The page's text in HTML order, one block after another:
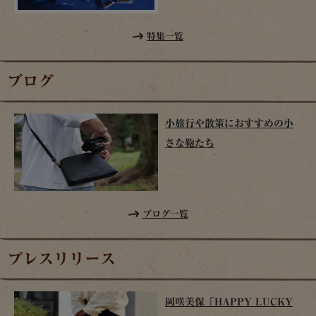
特集一覧
ブログ
小旅行や散策におすすめの小
さな鞄たち
ブログ一覧
プレスリリース
岡咲美保「HAPPY LUCKY